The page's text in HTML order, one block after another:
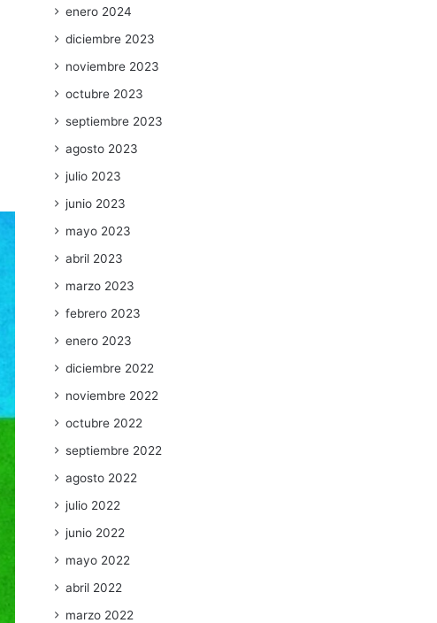
enero 2024
diciembre 2023
noviembre 2023
octubre 2023
septiembre 2023
agosto 2023
julio 2023
junio 2023
mayo 2023
abril 2023
marzo 2023
febrero 2023
enero 2023
diciembre 2022
noviembre 2022
octubre 2022
septiembre 2022
agosto 2022
julio 2022
junio 2022
mayo 2022
abril 2022
marzo 2022